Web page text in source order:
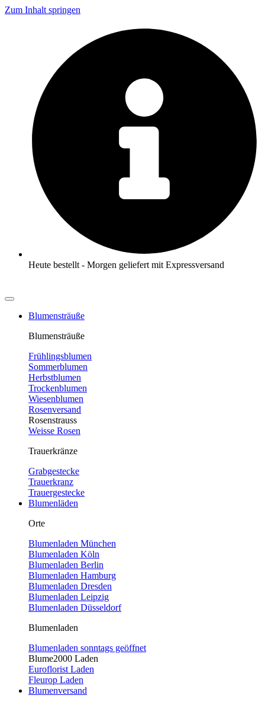
Zum Inhalt springen
Heute bestellt - Morgen geliefert mit Expressversand
Blumensträuße
Blumensträuße
Frühlingsblumen
Sommerblumen
Herbstblumen
Trockenblumen
Wiesenblumen
Rosenversand
Rosenstrauss
Weisse Rosen
Trauerkränze
Grabgestecke
Trauerkranz
Trauergestecke
Blumenläden
Orte
Blumenladen München
Blumenladen Köln
Blumenladen Berlin
Blumenladen Hamburg
Blumenladen Dresden
Blumenladen Leipzig
Blumenladen Düsseldorf
Blumenladen
Blumenladen sonntags geöffnet
Blume2000 Laden
Euroflorist Laden
Fleurop Laden
Blumenversand